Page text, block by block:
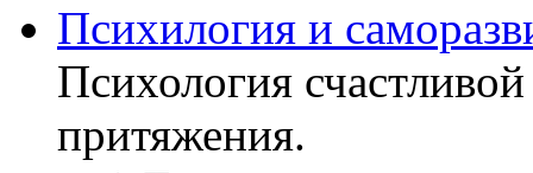
Психилогия и
Психология
притяжения.